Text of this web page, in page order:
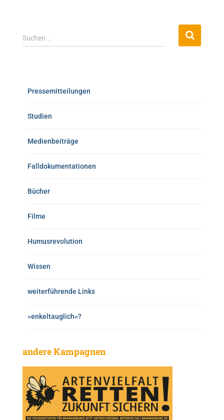
Suchen …
Pressemitteilungen
Studien
Medienbeiträge
Falldokumentationen
Bücher
Filme
Humusrevolution
Wissen
weiterführende Links
»enkeltauglich«?
andere Kampagnen